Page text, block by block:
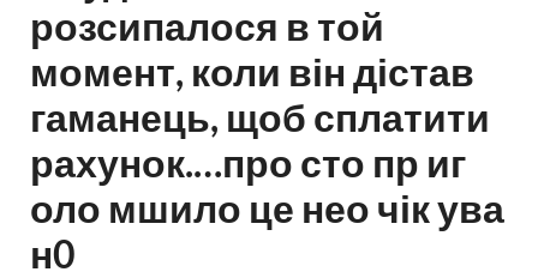
розсипалося в той
момент, коли він дістав
гаманець, щоб сплатити
рахунок.…про сто пр иг
оло мшило це нео чік ува
н0